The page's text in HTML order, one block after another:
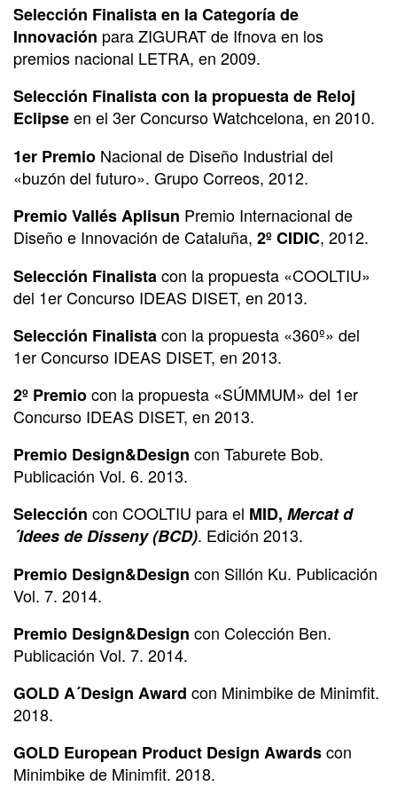
Selección Finalista en la Categoría de
Innovación para ZIGURAT de Ifnova en los
premios nacional LETRA, en 2009.
Selección Finalista con la propuesta de Reloj
Eclipseen el 3er Concurso Watchcelona, en 2010.
1er Premio Nacional de Diseño Industrial del
«buzón del futuro». Grupo Correos, 2012.
Premio Vallés Aplisun Premio Internacional de
Diseño e Innovación de Cataluña, 2º CIDIC, 2012.
Selección Finalistacon la propuesta «COOLTIU»
del 1er Concurso IDEAS DISET, en 2013.
Selección Finalistacon la propuesta «360º» del
1er Concurso IDEAS DISET, en 2013.
2º Premiocon la propuesta «SÚMMUM» del 1er
Concurso IDEAS DISET, en 2013.
Premio Design&Design con Taburete Bob.
Publicación Vol. 6. 2013.
Selección con COOLTIU para el MID, Mercat d
´Idees de Disseny (BCD). Edición 2013.
Premio Design&Design con Sillón Ku. Publicación
Vol. 7. 2014.
Premio Design&Design con Colección Ben.
Publicación Vol. 7. 2014.
GOLD A´Design Award con Minimbike de Minimfit.
2018.
GOLD European Product Design Awardscon
Minimbike de Minimfit. 2018.